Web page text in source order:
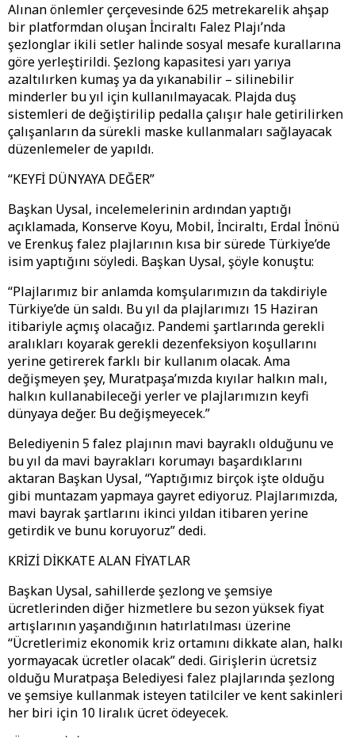
Alınan önlemler çerçevesinde 625 metrekarelik ahşap
bir platformdan oluşan İnciraltı Falez Plajı’nda
şezlonglar ikili setler halinde sosyal mesafe kurallarına
göre yerleştirildi. Şezlong kapasitesi yarı yarıya
azaltılırken kumaş ya da yıkanabilir – silinebilir
minderler bu yıl için kullanılmayacak. Plajda duş
sistemleri de değiştirilip pedalla çalışır hale getirilirken
çalışanların da sürekli maske kullanmaları sağlayacak
düzenlemeler de yapıldı.
“KEYFİ DÜNYAYA DEĞER”
Başkan Uysal, incelemelerinin ardından yaptığı
açıklamada, Konserve Koyu, Mobil, İnciraltı, Erdal İnönü
ve Erenkuş falez plajlarının kısa bir sürede Türkiye’de
isim yaptığını söyledi. Başkan Uysal, şöyle konuştu:
“Plajlarımız bir anlamda komşularımızın da takdiriyle
Türkiye’de ün saldı. Bu yıl da plajlarımızı 15 Haziran
itibariyle açmış olacağız. Pandemi şartlarında gerekli
aralıkları koyarak gerekli dezenfeksiyon koşullarını
yerine getirerek farklı bir kullanım olacak. Ama
değişmeyen şey, Muratpaşa’mızda kıyılar halkın malı,
halkın kullanabileceği yerler ve plajlarımızın keyfi
dünyaya değer. Bu değişmeyecek.”
Belediyenin 5 falez plajının mavi bayraklı olduğunu ve
bu yıl da mavi bayrakları korumayı başardıklarını
aktaran Başkan Uysal, “Yaptığımız birçok işte olduğu
gibi muntazam yapmaya gayret ediyoruz. Plajlarımızda,
mavi bayrak şartlarını ikinci yıldan itibaren yerine
getirdik ve bunu koruyoruz” dedi.
KRİZİ DİKKATE ALAN FİYATLAR
Başkan Uysal, sahillerde şezlong ve şemsiye
ücretlerinden diğer hizmetlere bu sezon yüksek fiyat
artışlarının yaşandığının hatırlatılması üzerine
“Ücretlerimiz ekonomik kriz ortamını dikkate alan, halkı
yormayacak ücretler olacak” dedi. Girişlerin ücretsiz
olduğu Muratpaşa Belediyesi falez plajlarında şezlong
ve şemsiye kullanmak isteyen tatilciler ve kent sakinleri
her biri için 10 liralık ücret ödeyecek.